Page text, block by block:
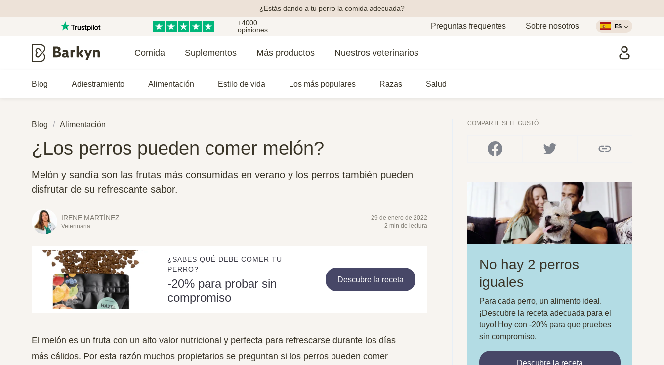
¿Estás dando a tu perro la comida adecuada?
+4000
opiniones
Preguntas frequentes Sobre nosotros ES
Comida Suplementos Más productos Nuestros veterinarios
Blog Adiestramiento Alimentación Estilo de vida Los más populares Razas Salud
Blog Alimentación
¿Los perros pueden comer melón?
Melón y sandía son las frutas más consumidas en verano y los perros también pueden
disfrutar de su refrescante sabor.
IRENE MARTÍNEZ
Veterinaria
29 de enero de 2022
2 min de lectura
¿SABES QUÉ DEBE COMER TU
PERRO?
-20% para probar sin
compromiso
Descubre la receta
El melón es un fruta con un alto valor nutricional y perfecta para refrescarse durante los días
más cálidos. Por esta razón muchos propietarios se preguntan si los perros pueden comer
COMPARTE SI TE GUSTÓ
No hay 2 perros
iguales
Para cada perro, un alimento ideal.
¡Descubre la receta adecuada para el
tuyo! Hoy con -20% para que pruebes
sin compromiso.
Descubre la receta